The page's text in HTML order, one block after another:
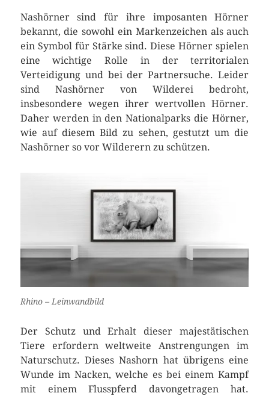
Nashörner sind für ihre imposanten Hörner
bekannt, die sowohl ein Markenzeichen als auch
ein Symbol für Stärke sind. Diese Hörner spielen
eine wichtige Rolle in der territorialen
Verteidigung und bei der Partnersuche. Leider
sind Nashörner von Wilderei bedroht,
insbesondere wegen ihrer wertvollen Hörner.
Daher werden in den Nationalparks die Hörner,
wie auf diesem Bild zu sehen, gestutzt um die
Nashörner so vor Wilderern zu schützen.
Rhino – Leinwandbild
Der Schutz und Erhalt dieser majestätischen
Tiere erfordern weltweite Anstrengungen im
Naturschutz. Dieses Nashorn hat übrigens eine
Wunde im Nacken, welche es bei einem Kampf
mit einem Flusspferd davongetragen hat.